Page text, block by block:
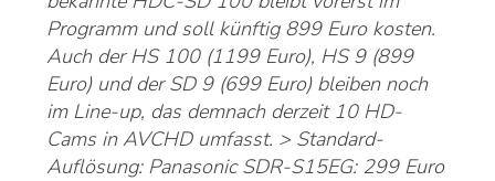
Programm und soll künftig 899 Euro kosten.
Auch der HS 100 (1199 Euro), HS 9 (899
Euro) und der SD 9 (699 Euro) bleiben noch
im Line-up, das demnach derzeit 10 HD-
Cams in AVCHD umfasst. > Standard-
Auflösung: Panasonic SDR-S15EG: 299 Euro